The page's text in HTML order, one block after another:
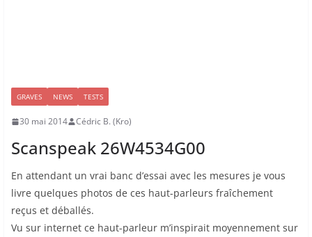
GRAVES NEWS TESTS
30 mai 2014 Cédric B. (Kro)
Scanspeak 26W4534G00
En attendant un vrai banc d’essai avec les mesures je vous
livre quelques photos de ces haut-parleurs fraîchement
reçus et déballés.
Vu sur internet ce haut-parleur m’inspirait moyennement sur